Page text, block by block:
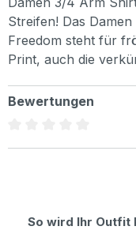
Streifen! Das
Freedom steht für
Print, auch die
Bewertungen
Produktgalerie
So wird Ihr Outfit